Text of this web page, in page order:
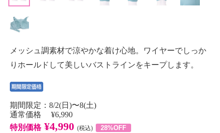
メッシュ調素材で涼やかな着け心地。ワイヤーでしっか
りホールドして美しいバストラインをキープします。
期間限定：8/2(日)〜8(土)
通常価格 ¥6,990
特別価格 ¥4,990 (税込) 28%OFF